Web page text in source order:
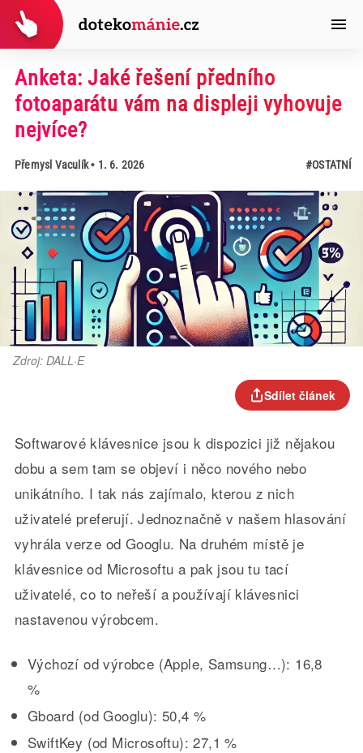
Anketa: Jaké řešení předního
fotoaparátu vám na displeji vyhovuje
nejvíce?
Přemysl Vaculík• 1. 6. 2026 #OSTATNÍ
Zdroj: DALL·E
Sdílet článek
Softwarové klávesnice jsou k dispozici již nějakou
dobu a sem tam se objeví i něco nového nebo
unikátního. I tak nás zajímalo, kterou z nich
uživatelé preferují. Jednoznačně v našem hlasování
vyhrála verze od Googlu. Na druhém místě je
klávesnice od Microsoftu a pak jsou tu tací
uživatelé, co to neřeší a používají klávesnici
nastavenou výrobcem.
Výchozí od výrobce (Apple, Samsung…): 16,8
%
Gboard (od Googlu): 50,4 %
SwiftKey (od Microsoftu): 27,1 %